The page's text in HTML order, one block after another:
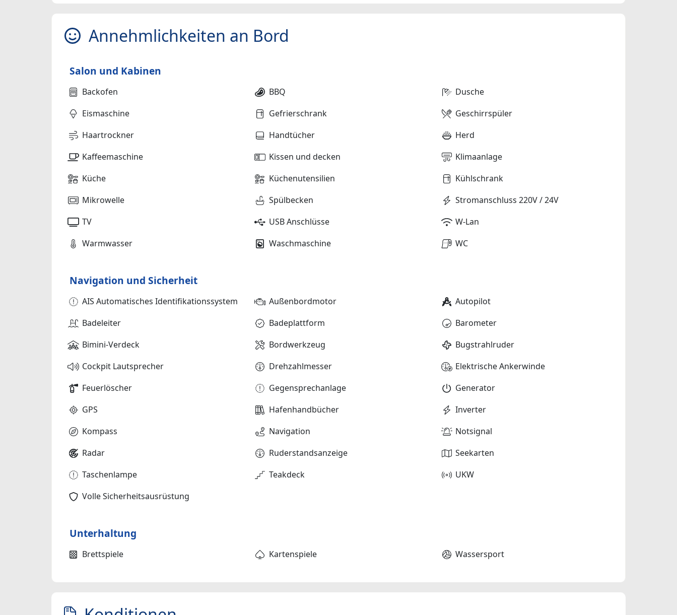
Annehmlichkeiten an Bord
Salon und Kabinen
Backofen BBQ
Dusche
Eismaschine
Gefrierschrank
Geschirrspüler
Haartrockner
Handtücher
Herd
Kaffeemaschine
Kissen und decken
Klimaanlage
Küche
Küchenutensilien
Kühlschrank
Mikrowelle
Spülbecken
Stromanschluss 220V / 24V
TV
USB Anschlüsse
W-Lan
Warmwasser
Waschmaschine WC
Navigation und Sicherheit
AIS Automatisches Identifikationssystem Außenbordmotor
Autopilot
Badeleiter
Badeplattform
Barometer
Bimini-Verdeck
Bordwerkzeug
Bugstrahlruder
Cockpit Lautsprecher
Drehzahlmesser
Elektrische Ankerwinde
Feuerlöscher
Gegensprechanlage
Generator
GPS
Hafenhandbücher
Inverter
Kompass
Navigation
Notsignal
Radar
Ruderstandsanzeige
Seekarten
Taschenlampe
Teakdeck
UKW
Volle Sicherheitsausrüstung
Unterhaltung
Brettspiele Kartenspiele Wassersport